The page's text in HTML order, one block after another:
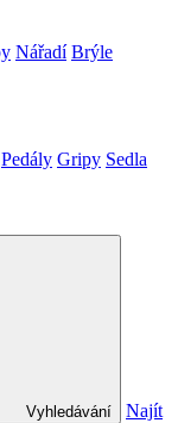
Nářadí Brýle
Pedály Gripy Sedla
Vyhledávání
Najít